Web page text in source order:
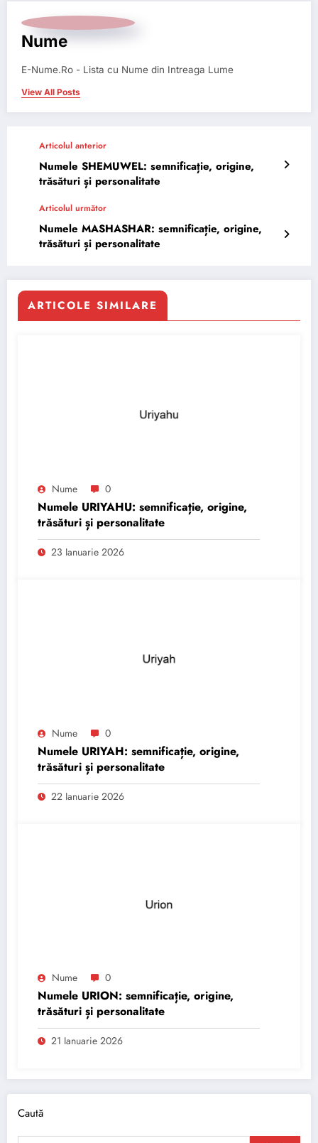
Nume
E-Nume.Ro - Lista cu Nume din Intreaga Lume
View All Posts
Articolul anterior
Numele SHEMUWEL: semnificație, origine,
trăsături și personalitate
Articolul următor
Numele MASHASHAR: semnificație, origine,
trăsături și personalitate
ARTICOLE SIMILARE
Nume 0
Numele URIYAHU: semnificație, origine,
trăsături și personalitate
23 Ianuarie 2026
Nume 0
Numele URIYAH: semnificație, origine,
trăsături și personalitate
22 Ianuarie 2026
Nume 0
Numele URION: semnificație, origine,
trăsături și personalitate
21 Ianuarie 2026
Caută